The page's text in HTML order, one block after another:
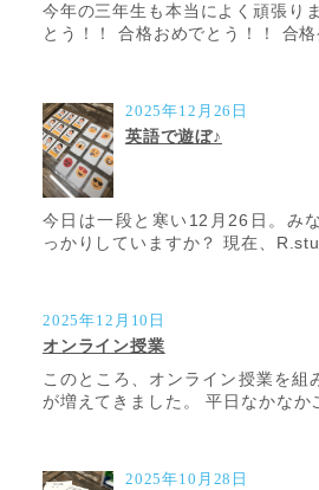
今年の三年生も本当によく頑張り
とう！！ 合格おめでとう！！ 合
2025年12月26日
英語で遊ぼ♪
今日は一段と寒い12月26日。み
っかりしていますか？ 現在、
2025年12月10日
オンライン授業
このところ、オンライン授業を組
が増えてきました。 平日なかなか
2025年10月28日